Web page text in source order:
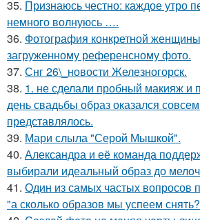
35. Признаюсь честно: каждое утро
немного волнуюсь ….
36. Фотография конкретной
загруженному референсному фото.
37. Снг 26\_новости Железногорск.
38. 1. не сделали пробный макияж и
день свадьбы образ оказался
представлялось.
39. Мари слыла "Серой Мышкой".
40. Александра и её команда
выбирали идеальный образ до
41. Один из самых частых вопросов
"а сколько образов мы успеем снять?